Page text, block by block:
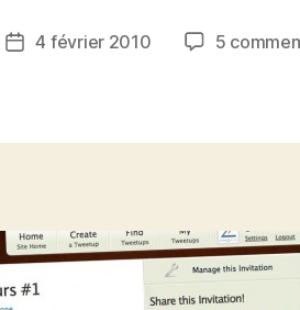
Date4 février 2010 5